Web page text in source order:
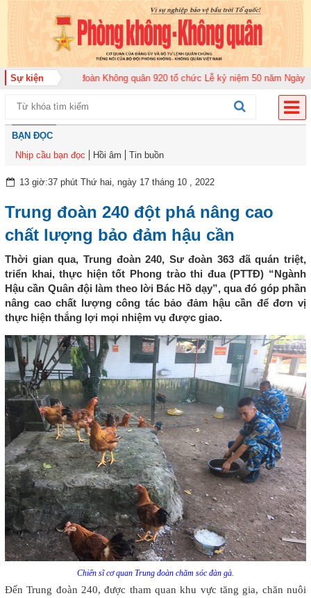
Sự kiệnTrung đoàn Không quân 920 tổ chức Lễ kỷ niệm 50 năm Ngày
BẠN ĐỌC
Nhịp cầu bạn đọc
Hồi âm Tin buồn
13 giờ:37 phút Thứ hai, ngày 17 tháng 10 , 2022
Trung đoàn 240 đột phá nâng cao
chất lượng bảo đảm hậu cần
Thời gian qua, Trung đoàn 240, Sư đoàn 363 đã quán triệt,
triển khai, thực hiện tốt Phong trào thi đua (PTTĐ) “Ngành
Hậu cần Quân đội làm theo lời Bác Hồ dạy”, qua đó góp phần
nâng cao chất lượng công tác bảo đảm hậu cần để đơn vị
thực hiện thắng lợi mọi nhiệm vụ được giao.
Chiến sĩ cơ quan Trung đoàn chăm sóc đàn gà.
Đến Trung đoàn 240, được tham quan khu vực tăng gia, chăn nuôi